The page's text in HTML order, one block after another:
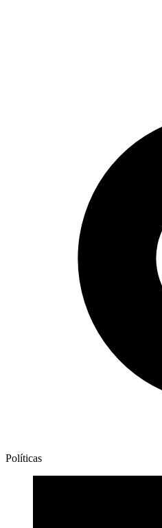
Políticas